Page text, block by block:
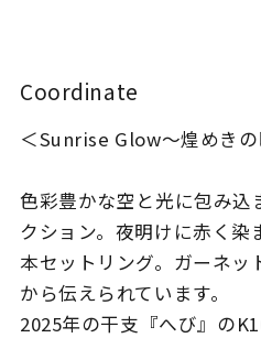
コレクション
リングサイズ
メンズ
リングサイズ
Coordinate
＜Sunrise Glow〜煌めきの
色彩豊かな空と光に包み込
クション。夜明けに赤く
本セットリング。ガーネッ
から伝えられています。
2025年の干支『へび』の